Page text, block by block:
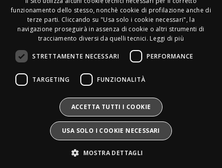
Seguici
Newsletter
Leds Electronics di Stabile Dario
Via Annamaria Ortese 33 - 80144 Napoli
Info@divais.it Telefono:08118098352
Pec:ledselectronics@pec.it
Produttore AEE:
IT25020000016865
Pile e Accumulatori:
Divais®
FRENCH
GERMAN
ENGLISH
funzionamento dello stesso, nonchè cookie di profilazione anche di
terze parti. Cliccando su "Usa solo i cookie necessari", la
navigazione proseguirà in assenza di cookie o altri strumenti di
tracciamento diversi da quelli tecnici. Leggi di più
STRETTAMENTE NECESSARI PERFORMANCE
TARGETING FUNZIONALITÀ
ACCETTA TUTTI I COOKIE
USA SOLO I COOKIE NECESSARI
MOSTRA DETTAGLI